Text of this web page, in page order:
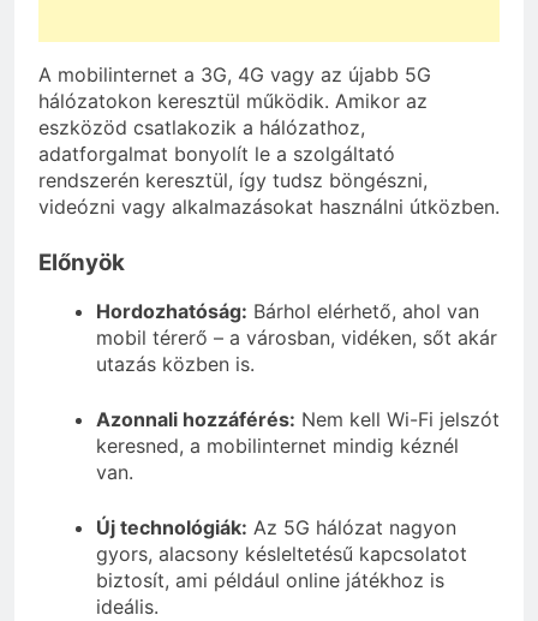
A mobilinternet a 3G, 4G vagy az újabb 5G
hálózatokon keresztül működik. Amikor az
eszközöd csatlakozik a hálózathoz,
adatforgalmat bonyolít le a szolgáltató
rendszerén keresztül, így tudsz böngészni,
videózni vagy alkalmazásokat használni útközben.
Előnyök
Hordozhatóság: Bárhol elérhető, ahol van
mobil térerő – a városban, vidéken, sőt akár
utazás közben is.
Azonnali hozzáférés: Nem kell Wi-Fi jelszót
keresned, a mobilinternet mindig kéznél
van.
Új technológiák: Az 5G hálózat nagyon
gyors, alacsony késleltetésű kapcsolatot
biztosít, ami például online játékhoz is
ideális.